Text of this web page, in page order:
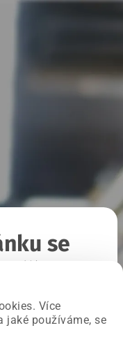
Více
jaké používáme, se
se
ji opravujeme.
stránku.